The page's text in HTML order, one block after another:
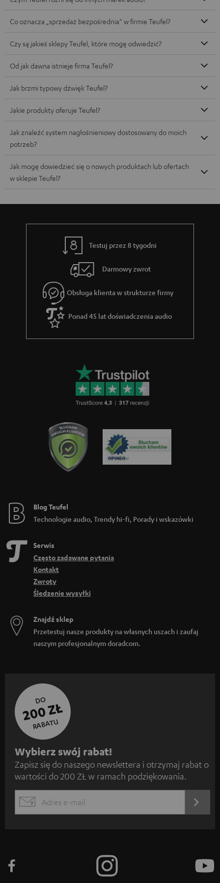
Co oznacza „sprzedaż bezpośrednia” w firmie Teufel?
Czy są jakieś sklepy Teufel, które mogę odwiedzić?
Od jak dawna istnieje firma Teufel?
Jak brzmi typowy dźwięk Teufel?
Jakie produkty oferuje Teufel?
Jak znaleźć system nagłośnieniowy dostosowany do moich
potrzeb?
Jak mogę dowiedzieć się o nowych produktach lub ofertach
w sklepie Teufel?
Testuj przez 8 tygodni
Darmowy zwrot
Obsługa klienta w strukturze firmy
Ponad 45 lat doświadczenia audio
Blog Teufel
Technologie audio, Trendy hi-fi, Porady i wskazówki
Serwis
Często zadawane pytania
Kontakt
Zwroty
Śledzenie wysyłki
Znajdź sklep
Przetestuj nasze produkty na własnych uszach i zaufaj
naszym profesjonalnym doradcom.
DO
200 ZŁ
RABATU
Z
a
p
s
ę
Wybierz swój rabat!
Zapisz się do naszego newslettera i otrzymaj rabat o
wartości do 200 ZŁ w ramach podziękowania.
EMAIL